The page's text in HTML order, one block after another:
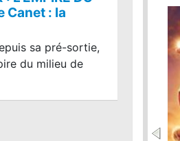
Canet : la
sa pré-sortie,
du milieu de